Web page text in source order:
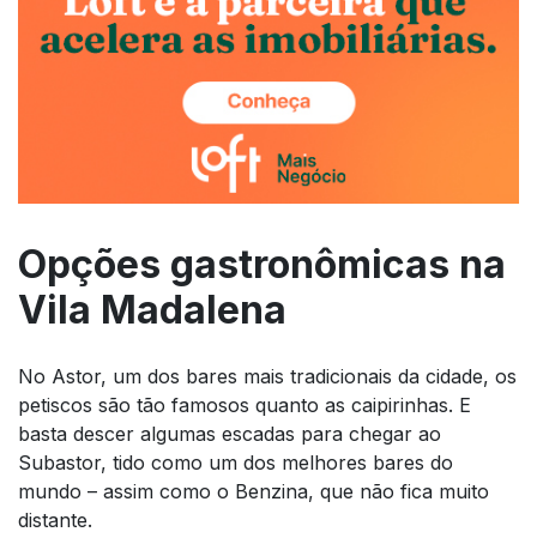
Opções gastronômicas na
Vila Madalena
No Astor, um dos bares mais tradicionais da cidade, os
petiscos são tão famosos quanto as caipirinhas. E
basta descer algumas escadas para chegar ao
Subastor, tido como um dos melhores bares do
mundo – assim como o Benzina, que não fica muito
distante.